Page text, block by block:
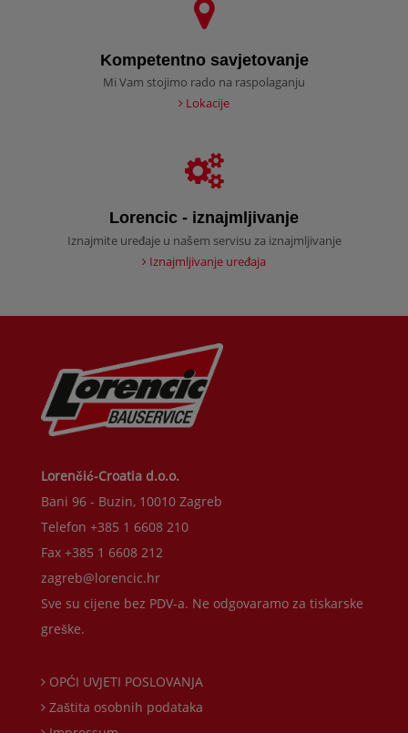
Kompetentno savjetovanje
Mi Vam stojimo rado na raspolaganju
Lokacije
Lorencic - iznajmljivanje
Iznajmite uređaje u našem servisu za iznajmljivanje
Iznajmljivanje uređaja
Lorenčić-Croatia d.o.o.
Bani 96 - Buzin, 10010 Zagreb
Telefon +385 1 6608 210
Fax +385 1 6608 212
zagreb@lorencic.hr
Sve su cijene bez PDV-a. Ne odgovaramo za tiskarske
greške.
OPĆI UVJETI POSLOVANJA
Zaštita osobnih podataka